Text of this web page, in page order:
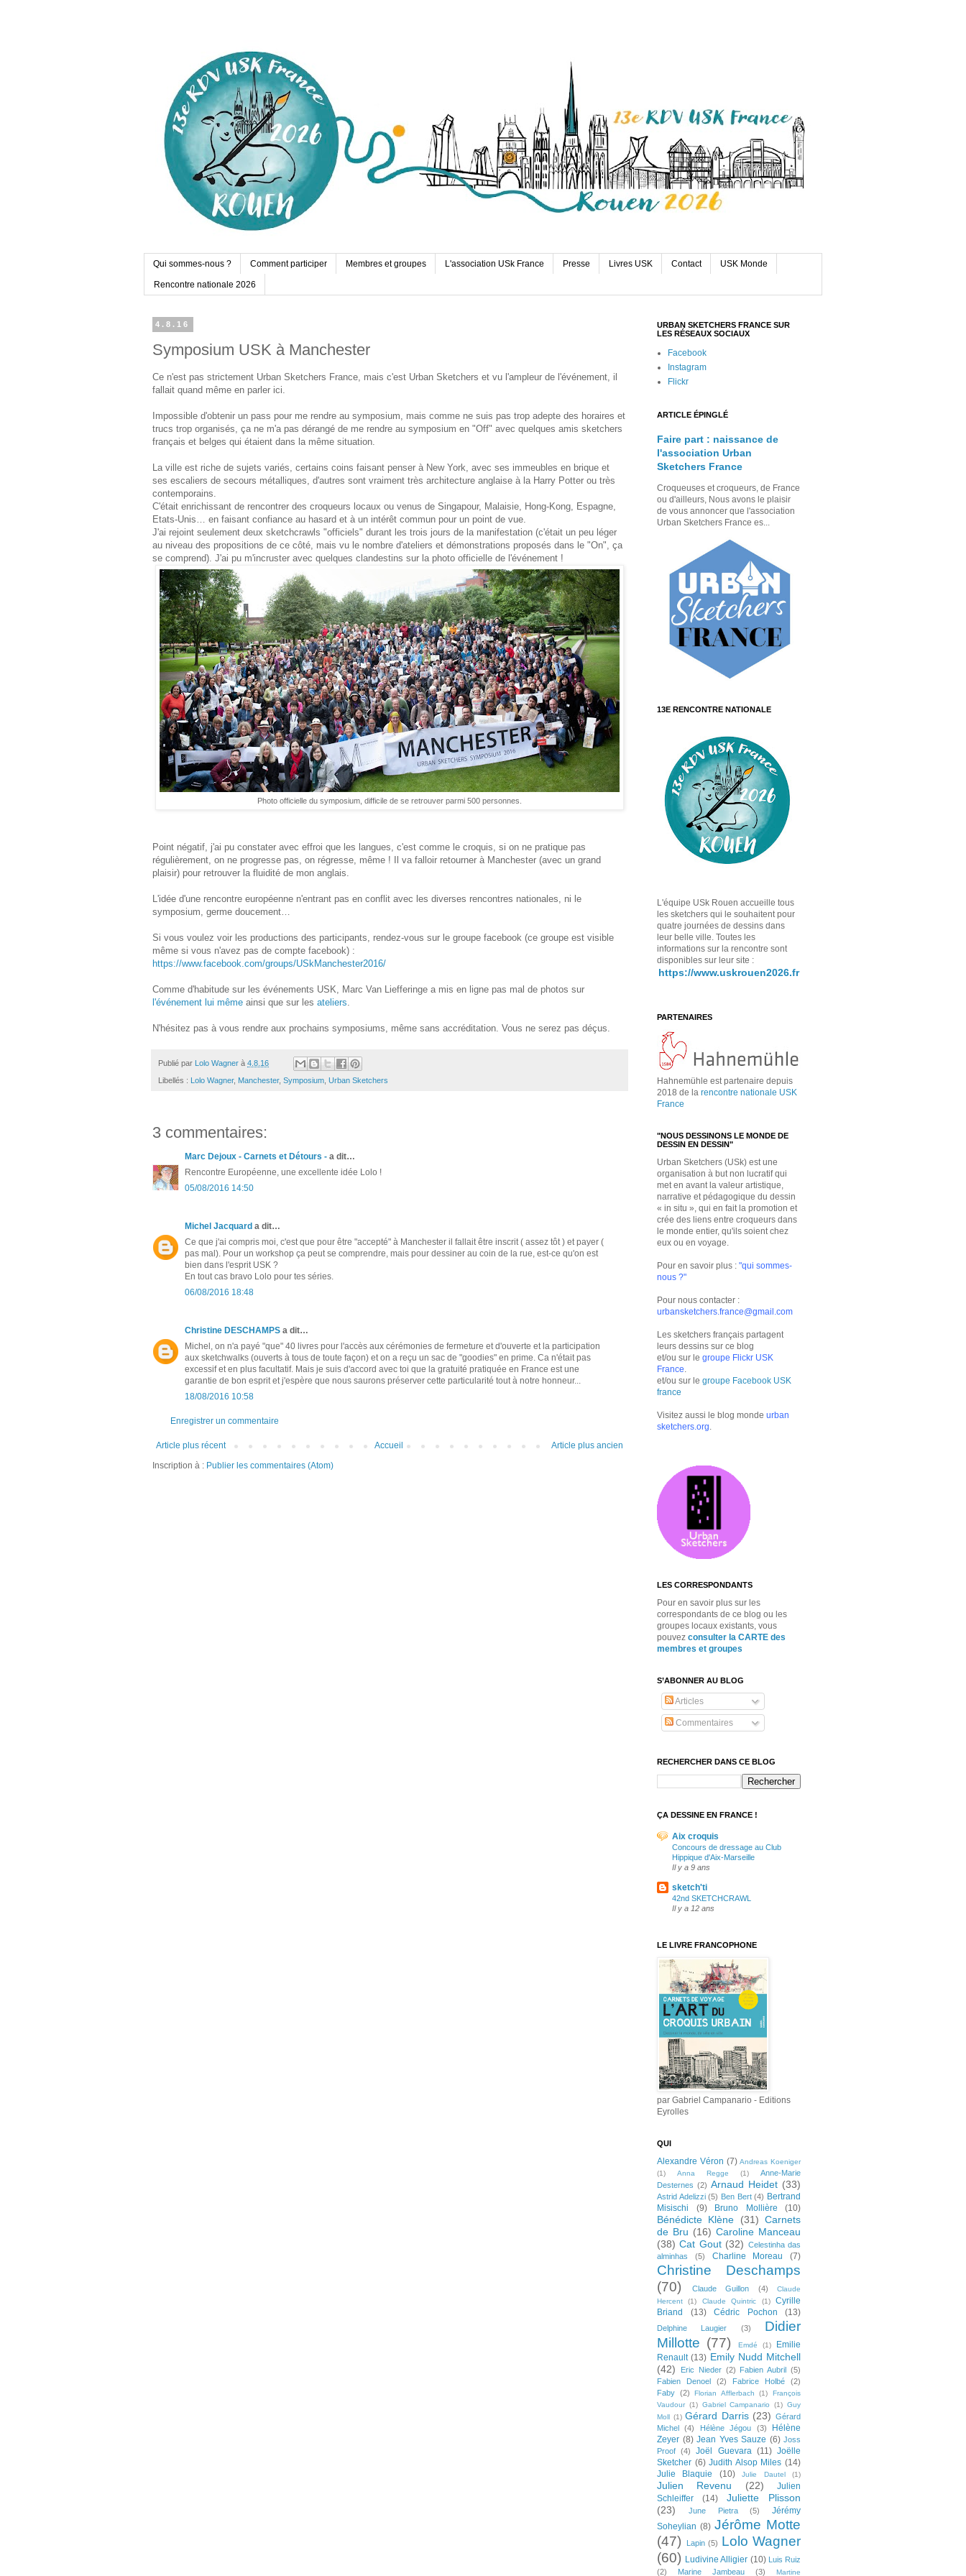
Qui sommes-nous ? Comment participer Membres et groupes L'association USk France Presse Livres USK Contact USK Monde
Rencontre nationale 2026
4.8.16
Symposium USK à Manchester
Ce n'est pas strictement Urban Sketchers France, mais c'est Urban Sketchers et vu l'ampleur de l'événement, il
fallait quand même en parler ici.
Impossible d'obtenir un pass pour me rendre au symposium, mais comme ne suis pas trop adepte des horaires et
trucs trop organisés, ça ne m'a pas dérangé de me rendre au symposium en "Off" avec quelques amis sketchers
français et belges qui étaient dans la même situation.
La ville est riche de sujets variés, certains coins faisant penser à New York, avec ses immeubles en brique et
ses escaliers de secours métalliques, d'autres sont vraiment très architecture anglaise à la Harry Potter ou très
contemporains.
C'était enrichissant de rencontrer des croqueurs locaux ou venus de Singapour, Malaisie, Hong-Kong, Espagne,
Etats-Unis… en faisant confiance au hasard et à un intérêt commun pour un point de vue.
J'ai rejoint seulement deux sketchcrawls "officiels" durant les trois jours de la manifestation (c'était un peu léger
au niveau des propositions de ce côté, mais vu le nombre d'ateliers et démonstrations proposés dans le "On", ça
se comprend). J'ai pu m'incruster avec quelques clandestins sur la photo officielle de l'événement !
Photo officielle du symposium, difficile de se retrouver parmi 500 personnes.
Point négatif, j'ai pu constater avec effroi que les langues, c'est comme le croquis, si on ne pratique pas
régulièrement, on ne progresse pas, on régresse, même ! Il va falloir retourner à Manchester (avec un grand
plaisir) pour retrouver la fluidité de mon anglais.
L'idée d'une rencontre européenne n'entrant pas en conflit avec les diverses rencontres nationales, ni le
symposium, germe doucement…
Si vous voulez voir les productions des participants, rendez-vous sur le groupe facebook (ce groupe est visible
même si vous n'avez pas de compte facebook) :
https://www.facebook.com/groups/USkManchester2016/
Comme d'habitude sur les événements USK, Marc Van Liefferinge a mis en ligne pas mal de photos sur
l'événement lui même ainsi que sur les ateliers.
N'hésitez pas à vous rendre aux prochains symposiums, même sans accréditation. Vous ne serez pas déçus.
Publié par Lolo Wagner à 4.8.16
Libellés : Lolo Wagner, Manchester, Symposium, Urban Sketchers
3 commentaires:
Marc Dejoux - Carnets et Détours - a dit…
Rencontre Européenne, une excellente idée Lolo !
05/08/2016 14:50
Michel Jacquard a dit…
Ce que j'ai compris moi, c'est que pour être "accepté" à Manchester il fallait être inscrit ( assez tôt ) et payer (
pas mal). Pour un workshop ça peut se comprendre, mais pour dessiner au coin de la rue, est-ce qu'on est
bien dans l'esprit USK ?
En tout cas bravo Lolo pour tes séries.
06/08/2016 18:48
Christine DESCHAMPS a dit…
Michel, on n'a payé "que" 40 livres pour l'accès aux cérémonies de fermeture et d'ouverte et la participation
aux sketchwalks (ouverts à tous de toute façon) et on a reçu un sac de "goodies" en prime. Ca n'était pas
excessif et en plus facultatif. Mais je suis d'accord avec toi que la gratuité pratiquée en France est une
garantie de bon esprit et j'espère que nous saurons préserver cette particularité tout à notre honneur...
18/08/2016 10:58
Enregistrer un commentaire
Article plus récent Article plus ancien
Accueil
Inscription à : Publier les commentaires (Atom)
URBAN SKETCHERS FRANCE SUR
LES RÉSEAUX SOCIAUX
Facebook
Instagram
Flickr
ARTICLE ÉPINGLÉ
Faire part : naissance de
l'association Urban
Sketchers France
Croqueuses et croqueurs, de France
ou d'ailleurs, Nous avons le plaisir
de vous annoncer que l'association
Urban Sketchers France es...
13E RENCONTRE NATIONALE
L'équipe USk Rouen accueille tous
les sketchers qui le souhaitent pour
quatre journées de dessins dans
leur belle ville. Toutes les
informations sur la rencontre sont
disponibles sur leur site :
https://www.uskrouen2026.fr
PARTENAIRES
Hahnemühle est partenaire depuis
2018 de la rencontre nationale USK
France
"NOUS DESSINONS LE MONDE DE
DESSIN EN DESSIN"
Urban Sketchers (USk) est une
organisation à but non lucratif qui
met en avant la valeur artistique,
narrative et pédagogique du dessin
« in situ », qui en fait la promotion et
crée des liens entre croqueurs dans
le monde entier, qu'ils soient chez
eux ou en voyage.
Pour en savoir plus : "qui sommes-
nous ?"
Pour nous contacter :
urbansketchers.france@gmail.com
Les sketchers français partagent
leurs dessins sur ce blog
et/ou sur le groupe Flickr USK
France
et/ou sur le groupe Facebook USK
france
Visitez aussi le blog monde urban
sketchers.org
LES CORRESPONDANTS
Pour en savoir plus sur les
correspondants de ce blog ou les
groupes locaux existants, vous
pouvez consulter la CARTE des
membres et groupes
S’ABONNER AU BLOG
Articles
Commentaires
RECHERCHER DANS CE BLOG
ÇA DESSINE EN FRANCE !
Aix croquis
Concours de dressage au Club
Hippique d'Aix-Marseille
Il y a 9 ans
sketch'ti
42nd SKETCHCRAWL
Il y a 12 ans
LE LIVRE FRANCOPHONE
par Gabriel Campanario - Editions
Eyrolles
QUI
Alexandre Véron (7) Andreas Koeniger
(1)
Anna Regge (1)
Anne-Marie
Desternes (2) Arnaud Heidet (33)
Astrid Adelizzi (5) Ben Bert (4) Bertrand
Misischi
(9) Bruno Mollière (10)
Bénédicte Klène (31) Carnets
de Bru (16) Caroline Manceau
(38) Cat Gout (32) Celestinha das
alminhas
(5) Charline Moreau (7)
Christine Deschamps
(70)
Claude Guillon (4)
Claude
Hercent
(1) Claude Quintric (1)
Cyrille
Briand
(13) Cédric Pochon (13)
Delphine Laugier (3)
Didier
Millotte (77) Emdé (1)
Emilie
Renault (13) Emily Nudd Mitchell
(42)
Eric Nieder (2) Fabien Aubril (5)
Fabien Denoel
(2) Fabrice Holbé
(2)
Faby (2) Florian Afflerbach (1)
François
Vaudour (1) Gabriel Campanario (1) Guy
Moll (1) Gérard Darris (23) Gérard
Michel
(4) Hélène Jégou (3)
Hélène
Zeyer (8) Jean Yves Sauze (6) Joss
Proof
(4) Joël Guevara (11) Joëlle
Sketcher (6) Judith Alsop Miles (14)
Julie Blaquie
(10) Julie Dautel (1)
Julien Revenu (22)
Julien
Schleiffer
(14)
Juliette Plisson
(23)
June Pietra (5)
Jérémy
Soheylian (8) Jérôme Motte
(47)
Lapin (5) Lolo Wagner
(60) Ludivine Alligier (10) Luis Ruiz
(2)
Marine Jambeau (3) Martine